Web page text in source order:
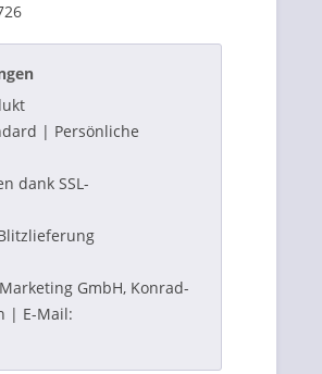
| Persönliche
dank SSL-
GmbH, Konrad-
| E-Mail: